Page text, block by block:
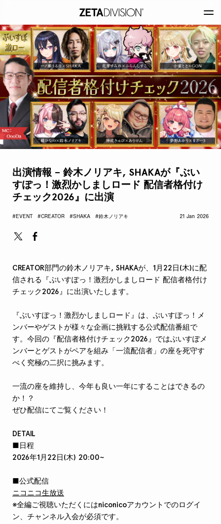
出演情報 – 鈴木ノリアキ, SHAKAが『ぶい
すぽっ！激烈かしましロード 配信者格付け
チェック2026』に出演
#EVENT #CREATOR #SHAKA #鈴木ノリアキ 21 Jan 2026
CREATOR部門の鈴木ノリアキ, SHAKAが、1月22日(木)に配
信される『ぶいすぽっ！激烈かしましロード 配信者格付け
チェック2026』に出演いたします。
『ぶいすぽっ！激烈かしましロード』は、ぶいすぽっ！メ
ンバーやゲストが様々な企画に挑戦する公式配信番組で
す。今回の『配信者格付けチェック2026』ではぶいすぽメ
ンバーとゲストがペアを組み「一流配信者」の座を死守す
べく究極の二択に挑みます。
一流の座を維持し、今年も良い一年にすることはできるの
か！？
ぜひ配信にてご覧ください！
DETAIL
■日程
2026年1月22日(木) 20:00~
■公式配信
ニコニコ生放送
※全編ご視聴いただくにはniconicoアカウントでのログイ
ン、チャンネル入会が必須です。